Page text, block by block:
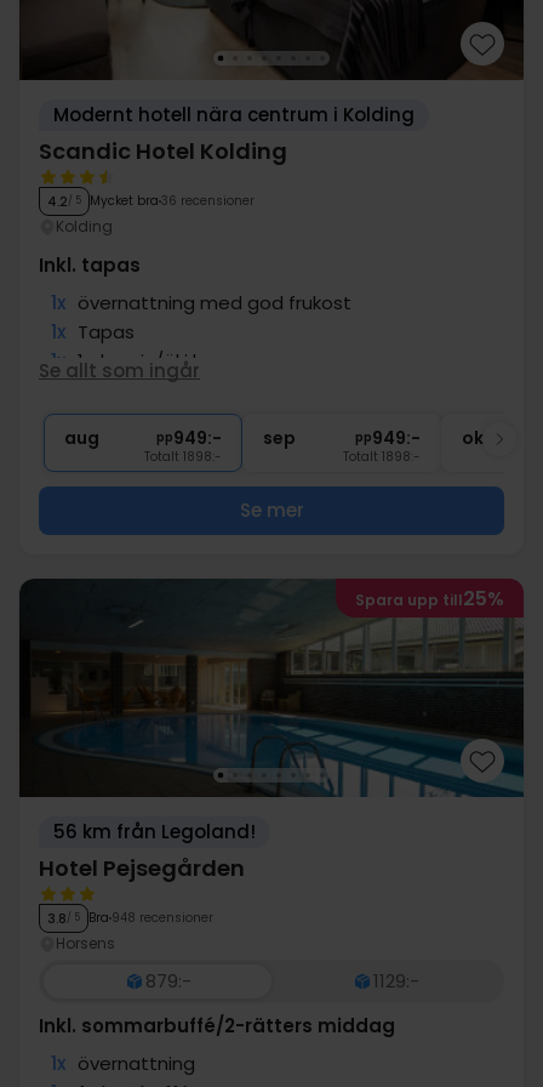
Modernt hotell nära centrum i Kolding
Scandic Hotel Kolding
4.2/ 5 Mycket bra 36 recensioner
Kolding
Inkl. tapas
1x övernattning med god frukost
1x Tapas
1x 1 glas vin/öl i baren
kaffe att ta med
∞ Gratis parkering
Se allt som ingår
aug pp949:-
Totalt 1898:-
sep pp949:-
Totalt 1898:-
okt
Se mer
Spara upp till25%
56 km från Legoland!
Hotel Pejsegården
3.8/ 5 Bra 948 recensioner
Horsens
879:-
1129:-
Inkl. sommarbuffé/2-rätters middag
1x övernattning